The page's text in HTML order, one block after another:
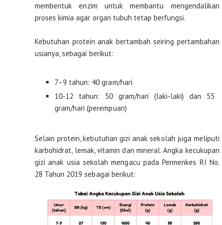
membentuk enzim untuk membantu mengendalikan
proses kimia agar organ tubuh tetap berfungsi.
Kebutuhan protein anak bertambah seiring pertambahan
usianya, sebagai berikut:
7–9 tahun: 40 gram/hari.
10-12 tahun: 50 gram/hari (laki-laki) dan 55
gram/hari (perempuan)
Selain protein, kebutuhan gizi anak sekolah juga meliputi
karbohidrat, lemak, vitamin dan mineral. Angka kecukupan
gizi anak usia sekolah mengacu pada Permenkes RI No.
28 Tahun 2019 sebagai berikut: